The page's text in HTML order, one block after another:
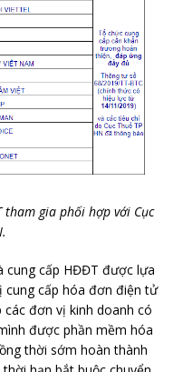
tham gia phối hợp với Cục
cung cấp HĐĐT được lựa
cung cấp hóa đơn điện tử
đơn vị kinh doanh có
được phần mềm hóa
thời sớm hoàn thành